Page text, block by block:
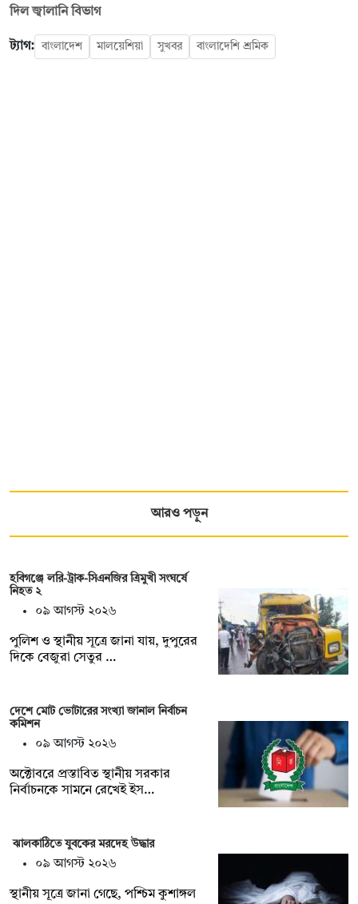
দিল জ্বালানি বিভাগ
ট্যাগ: বাংলাদেশ মালয়েশিয়া সুখবর বাংলাদেশি শ্রমিক
আরও পড়ুন
হবিগঞ্জে লরি-ট্রাক-সিএনজির ত্রিমুখী সংঘর্ষে
নিহত ২
০৯ আগস্ট ২০২৬
পুলিশ ও স্থানীয় সূত্রে জানা যায়, দুপুরের
দিকে বেজুরা সেতুর …
দেশে মোট ভোটারের সংখ্যা জানাল নির্বাচন
কমিশন
০৯ আগস্ট ২০২৬
অক্টোবরে প্রস্তাবিত স্থানীয় সরকার
নির্বাচনকে সামনে রেখেই ইস…
ঝালকাঠিতে যুবকের মরদেহ উদ্ধার
০৯ আগস্ট ২০২৬
স্থানীয় সূত্রে জানা গেছে, পশ্চিম কুশাঙ্গল